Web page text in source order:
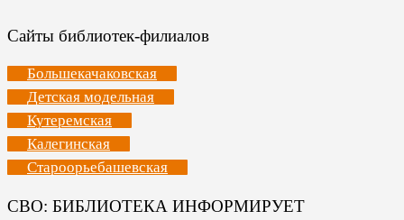
Сайты библиотек-филиалов
Большекачаковская
Детская модельная
Кутеремская
Калегинская
Староорьебашевская
СВО: БИБЛИОТЕКА ИНФОРМИРУЕТ